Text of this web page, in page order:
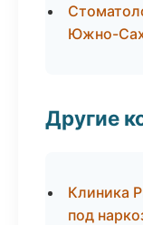
Южно-
Другие
Клиника
под